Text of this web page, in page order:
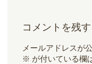
コメントを残す
メールアドレスが
※ が付いている欄